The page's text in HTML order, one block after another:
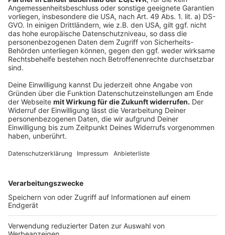
Altpapiertonnen werden seit April häufiger geleert
In Düsseldorf soll es generell sauberer werden
Anzeige
Folge uns für mehr News & Updates:
Anzeige
Livestream|Instagram
Anzeige